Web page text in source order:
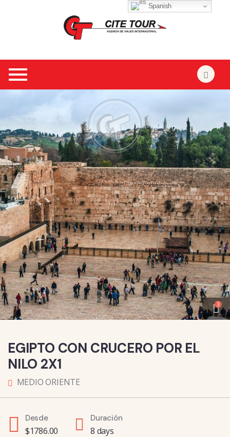
3
EGIPTO CON CRUCERO POR EL
NILO 2X1
MEDIO ORIENTE
Desde
$1786.00
Duración
8 days
Spanish